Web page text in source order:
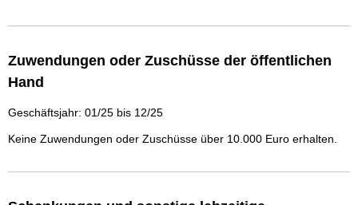
Zuwendungen oder Zuschüsse der öffentlichen
Hand
Geschäftsjahr: 01/25 bis 12/25
Keine Zuwendungen oder Zuschüsse über 10.000 Euro erhalten.